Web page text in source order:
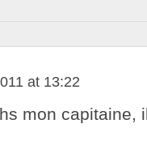
at 13:22
mon capitaine,